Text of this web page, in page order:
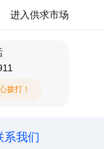
进入供求市场
拨打！
系我们